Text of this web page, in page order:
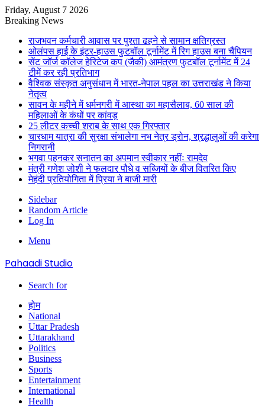
Friday, August 7 2026
Breaking News
राजभवन कर्मचारी आवास पर पुश्ता ढहने से सामान क्षतिग्रस्त
ओलंपस हाई के इंटर-हाउस फुटबॉल टूर्नामेंट में रिग हाउस बना चैंपियन
सेंट जॉर्ज कॉलेज हेरिटेज कप (जैकी) आमंत्रण फुटबॉल टूर्नामेंट में 24
टीमें कर रही प्रतिभाग
वैश्विक संस्कृत अनुसंधान में भारत-नेपाल पहल का उत्तराखंड ने किया
नेतृत्व
सावन के महीने में धर्मनगरी में आस्था का महासैलाब, 60 साल की
महिलाओं के कंधों पर कांवड़
25 लीटर कच्ची शराब के साथ एक गिरफ्तार
चारधाम यात्रा की सुरक्षा संभालेगा नभ नेत्र ड्रोन, श्रद्धालुओं की करेगा
निगरानी
भगवा पहनकर सनातन का अपमान स्वीकार नहींः रामदेव
मंत्री गणेश जोशी ने फलदार पौधे व सब्जियों के बीज वितरित किए
मेहंदी प्रतियोगिता में प्रिया ने बाजी मारी
Sidebar
Random Article
Log In
Menu
Pahaadi Studio
Search for
होम
National
Uttar Pradesh
Uttarakhand
Politics
Business
Sports
Entertainment
International
Health